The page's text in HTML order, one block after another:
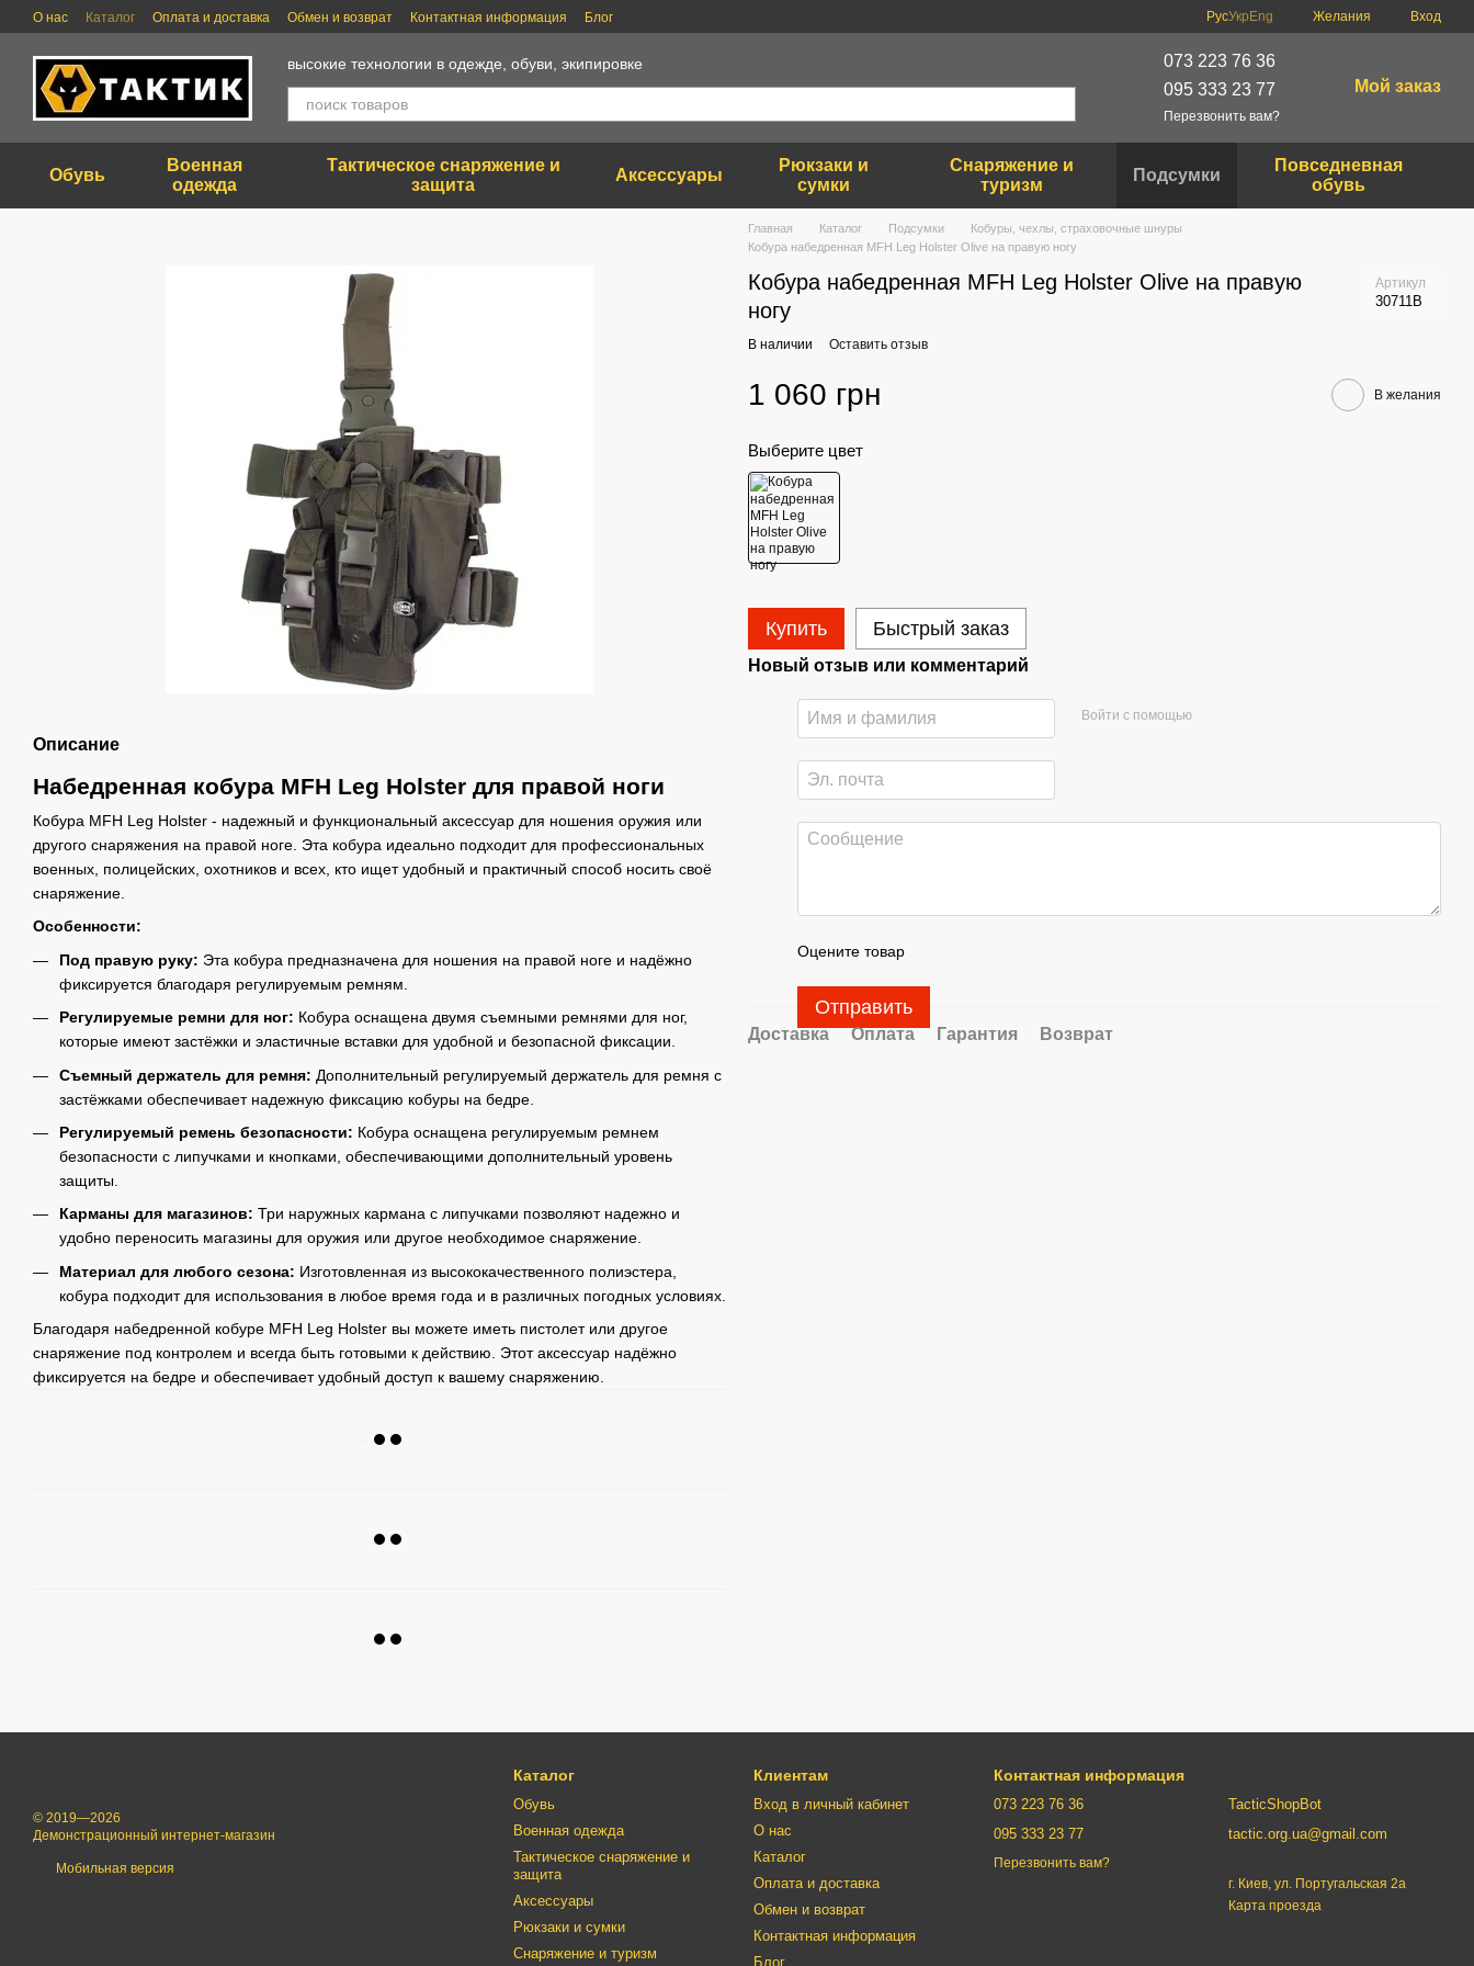
Перейти к основному контенту
О нас Каталог Оплата и доставка Обмен и возврат Контактная информация Блог РусУкр Eng Желания Вход
высокие технологии в одежде, обуви, экипировке
073 223 76 36
095 333 23 77
Перезвонить вам?
Мой заказ
Обувь
Военная
одежда
Тактическое снаряжение и
защита
Аксессуары
Рюкзаки и
сумки
Снаряжение и
туризм
Подсумки
Повседневная
обувь
Описание
Набедренная кобура MFH Leg Holster для правой ноги
Кобура MFH Leg Holster - надежный и функциональный аксессуар для ношения оружия или
другого снаряжения на правой ноге. Эта кобура идеально подходит для профессиональных
военных, полицейских, охотников и всех, кто ищет удобный и практичный способ носить своё
снаряжение.
Особенности:
Под правую руку: Эта кобура предназначена для ношения на правой ноге и надёжно
фиксируется благодаря регулируемым ремням.
Регулируемые ремни для ног: Кобура оснащена двумя съемными ремнями для ног,
которые имеют застёжки и эластичные вставки для удобной и безопасной фиксации.
Съемный держатель для ремня: Дополнительный регулируемый держатель для ремня с
застёжками обеспечивает надежную фиксацию кобуры на бедре.
Регулируемый ремень безопасности: Кобура оснащена регулируемым ремнем
безопасности с липучками и кнопками, обеспечивающими дополнительный уровень
защиты.
Карманы для магазинов: Три наружных кармана с липучками позволяют надежно и
удобно переносить магазины для оружия или другое необходимое снаряжение.
Материал для любого сезона: Изготовленная из высококачественного полиэстера,
кобура подходит для использования в любое время года и в различных погодных условиях.
Благодаря набедренной кобуре MFH Leg Holster вы можете иметь пистолет или другое
снаряжение под контролем и всегда быть готовыми к действию. Этот аксессуар надёжно
фиксируется на бедре и обеспечивает удобный доступ к вашему снаряжению.
Главная Каталог Подсумки
Кобуры, чехлы, страховочные шнуры
Кобура набедренная MFH Leg Holster Olive на правую ногу
Кобура набедренная MFH Leg Holster Olive на правую
ногу
Артикул
30711B
В наличии Оставить отзыв
1 060 грн В желания
Выберите цвет
Купить Быстрый заказ
Новый отзыв или комментарий
Войти с помощью
Оцените товар
Отправить
Доставка Оплата Гарантия Возврат
© 2019—2026
Демонстрационный интернет-магазин
Мобильная версия
Каталог
Обувь
Военная одежда
Тактическое снаряжение и
защита
Аксессуары
Рюкзаки и сумки
Снаряжение и туризм
Клиентам
Вход в личный кабинет
О нас
Каталог
Оплата и доставка
Обмен и возврат
Контактная информация
Блог
Контактная информация
073 223 76 36
095 333 23 77
Перезвонить вам?
TacticShopBot
tactic.org.ua@gmail.com
г. Киев, ул. Португальская 2а
Карта проезда